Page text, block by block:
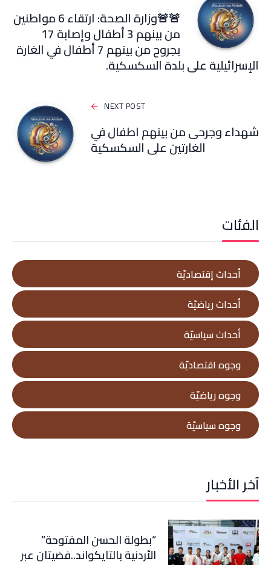
🚨🚨وزارة الصحة: ارتقاء 6 مواطنين
من بينهم 3 أطفال وإصابة 17
بجروح من بينهم 7 أطفال في الغارة
الإسرائيلية على بلدة السكسكية.
NEXT POST
شهداء وجرحى من بينهم اطفال في
الغارتين على السكسكية
الفئات
أحداث إقتصاديّة
أحداث رياضيّة
أحداث سياسيّة
وجوه اقتصاديّة
وجوه رياضيّة
وجوه سياسيّة
آخر الأخبار
“بطولة الحسن المفتوحة”
الأردنية بالتايكواند..فضيتان عبر